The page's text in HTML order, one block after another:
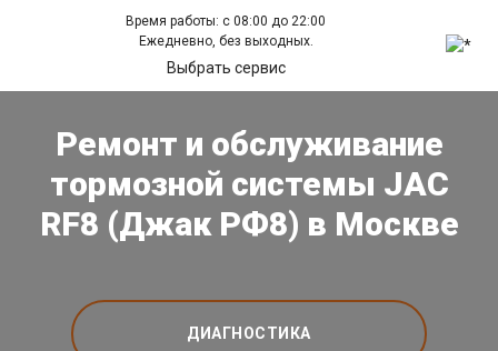
Время работы: с 08:00 до 22:00
Ежедневно, без выходных.
Выбрать сервис
Ремонт и обслуживание
тормозной системы JAC
RF8 (Джак РФ8) в Москве
ДИАГНОСТИКА